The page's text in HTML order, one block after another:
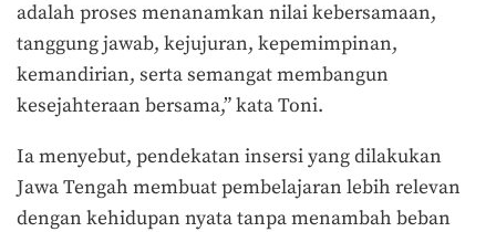
adalah proses menanamkan nilai kebersamaan,
tanggung jawab, kejujuran, kepemimpinan,
kemandirian, serta semangat membangun
kesejahteraan bersama,” kata Toni.
Ia menyebut, pendekatan insersi yang dilakukan
Jawa Tengah membuat pembelajaran lebih relevan
dengan kehidupan nyata tanpa menambah beban